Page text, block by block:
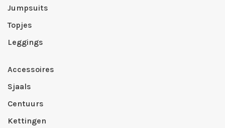
Jumpsuits
Topjes
Leggings
Accessoires
Sjaals
Centuurs
Kettingen